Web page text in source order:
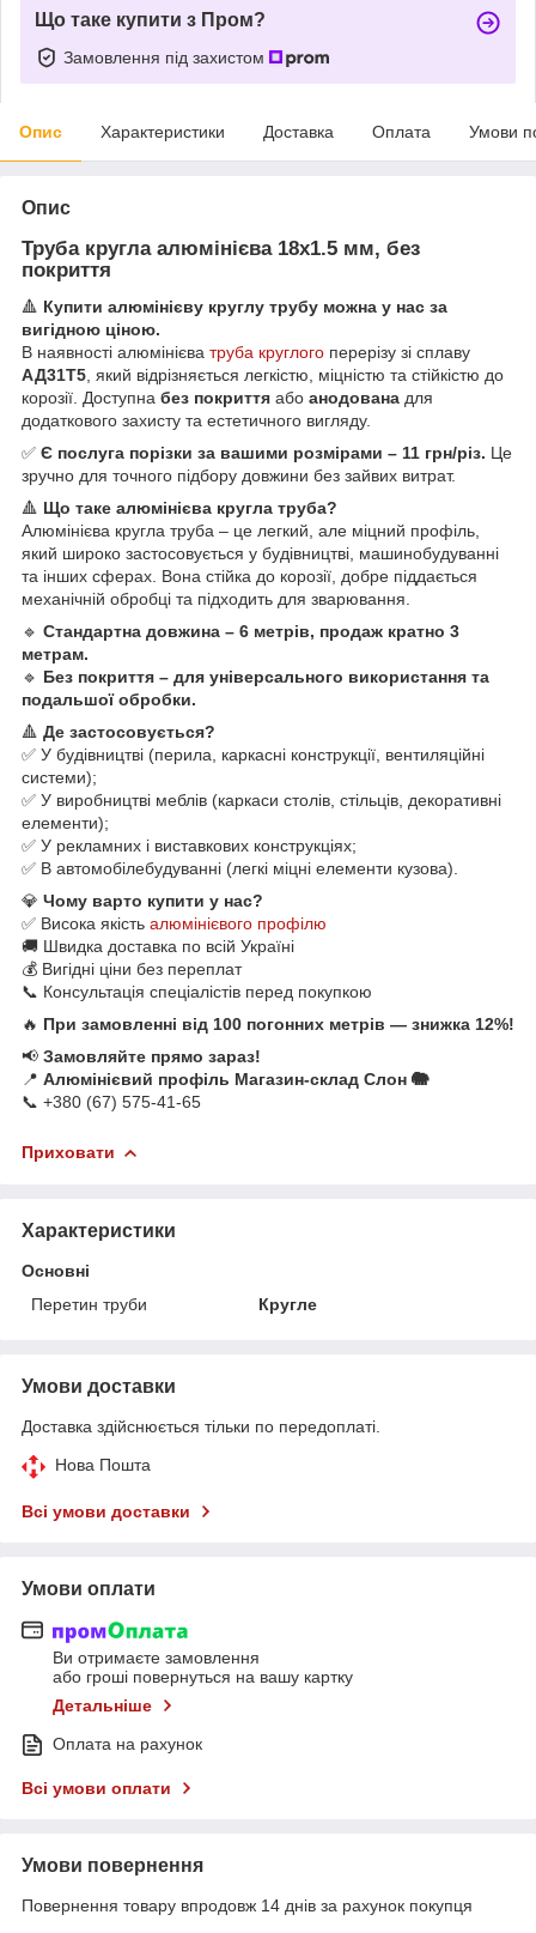
Що таке купити з Пром?
Замовлення під захистом
Опис Характеристики Доставка Оплата Умови
Опис
Труба кругла алюмінієва 18х1.5 мм, без
покриття
🔺 Купити алюмінієву круглу трубу можна у нас за
вигідною ціною.
В наявності алюмінієва труба круглого перерізу зі сплаву
АД31Т5 , який відрізняється легкістю, міцністю та стійкістю до
корозії. Доступна без покриття або анодована для
додаткового захисту та естетичного вигляду.
✅ Є послуга порізки за вашими розмірами – 11 грн/різ. Це
зручно для точного підбору довжини без зайвих витрат.
🔺 Що таке алюмінієва кругла труба?
Алюмінієва кругла труба – це легкий, але міцний профіль,
який широко застосовується у будівництві, машинобудуванні
та інших сферах. Вона стійка до корозії, добре піддається
механічній обробці та підходить для зварювання.
🔹 Стандартна довжина – 6 метрів, продаж кратно 3
метрам.
🔹 Без покриття – для універсального використання та
подальшої обробки.
🔺 Де застосовується?
✅ У будівництві (перила, каркасні конструкції, вентиляційні
системи);
✅ У виробництві меблів (каркаси столів, стільців, декоративні
елементи);
✅ У рекламних і виставкових конструкціях;
✅ В автомобілебудуванні (легкі міцні елементи кузова).
💎 Чому варто купити у нас?
✅ Висока якість алюмінієвого профілю
🚚 Швидка доставка по всій Україні
💰 Вигідні ціни без переплат
📞 Консультація спеціалістів перед покупкою
🔥 При замовленні від 100 погонних метрів — знижка 12%!
📢 Замовляйте прямо зараз!
📍 Алюмінієвий профіль Магазин-склад Слон 🐘
📞 +380 (67) 575-41-65
Приховати
Характеристики
Основні
Перетин труби
Кругле
Умови доставки
Доставка здійснюється тільки по передоплаті.
Нова Пошта
Всі умови доставки
Умови оплати
Ви отримаєте замовлення
або гроші повернуться на вашу картку
Детальніше
Оплата на рахунок
Всі умови оплати
Умови повернення
Повернення товару впродовж 14 днів за рахунок покупця